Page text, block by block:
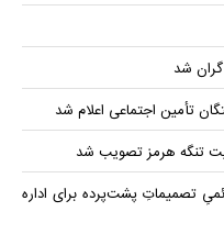
تأمین اجتماعی اعلام شد
تنگه هرمز تصویب شد
تصمیماتِ پشت‌پرده برای اداره